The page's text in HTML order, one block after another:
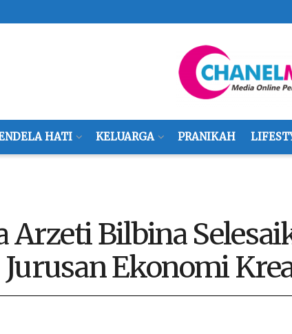
HATI KELUARGA PRANIKAH
Arzeti Bilbina
Jurusan Ekonomi